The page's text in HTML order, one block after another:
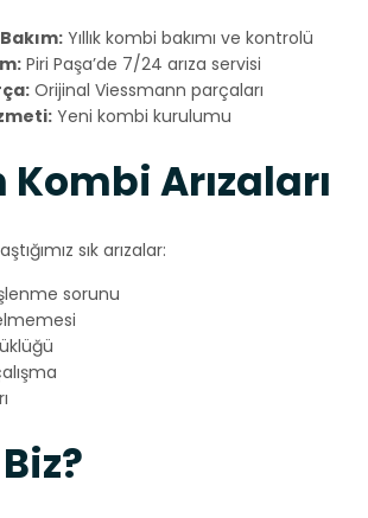
Yıllık kombi bakımı ve kontrolü
Piri Paşa’de 7/24 arıza servisi
Orijinal Viessmann parçaları
Yeni kombi kurulumu
Kombi Arızaları
sık arızalar:
sorunu